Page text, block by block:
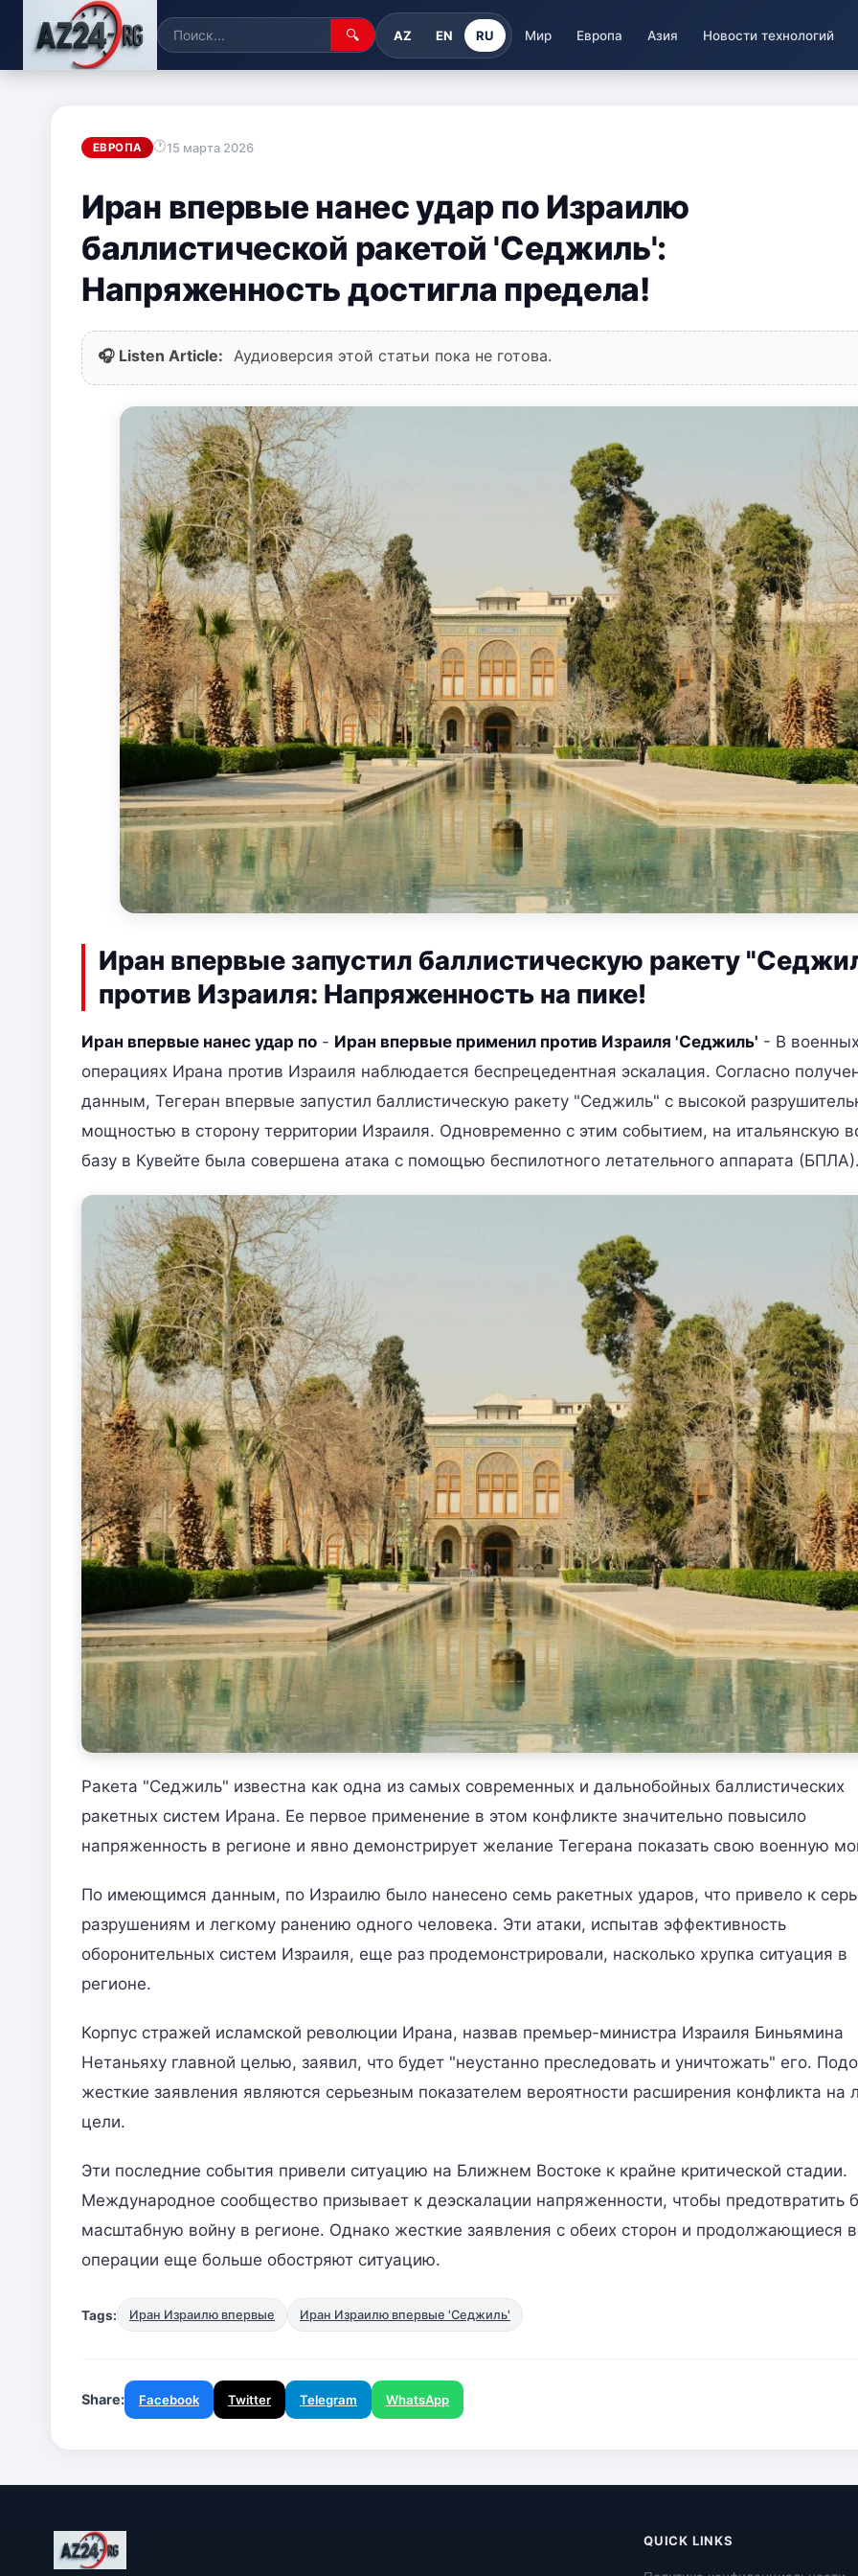
🔍 AZ EN RU Мир Европа Азия Новости технологий
ЕВРОПА 15 марта 2026
Иран впервые нанес удар по Израилю
баллистической ракетой 'Седжиль':
Напряженность достигла предела!
🎧 Listen Article: Аудиоверсия этой статьи пока не готова.
Иран впервые запустил баллистическую ракету
против Израиля: Напряженность на пике!
Иран впервые нанес удар по - Иран впервые применил против Израиля 'Седжиль' - В
операциях Ирана против Израиля наблюдается беспрецедентная эскалация. Согласно
данным, Тегеран впервые запустил баллистическую ракету "Седжиль" с высокой
мощностью в сторону территории Израиля. Одновременно с этим событием, на итальянскую
базу в Кувейте была совершена атака с помощью беспилотного летательного аппарата (БПЛА).
Ракета "Седжиль" известна как одна из самых современных и дальнобойных баллистических
ракетных систем Ирана. Ее первое применение в этом конфликте значительно повысило
напряженность в регионе и явно демонстрирует желание Тегерана показать свою военную
По имеющимся данным, по Израилю было нанесено семь ракетных ударов, что привело к
разрушениям и легкому ранению одного человека. Эти атаки, испытав эффективность
оборонительных систем Израиля, еще раз продемонстрировали, насколько хрупка ситуация в
регионе.
Корпус стражей исламской революции Ирана, назвав премьер-министра Израиля Биньямина
Нетаньяху главной целью, заявил, что будет "неустанно преследовать и уничтожать" его.
жесткие заявления являются серьезным показателем вероятности расширения конфликта на
цели.
Эти последние события привели ситуацию на Ближнем Востоке к крайне критической стадии.
Международное сообщество призывает к деэскалации напряженности, чтобы предотвратить
масштабную войну в регионе. Однако жесткие заявления с обеих сторон и продолжающиеся
операции еще больше обостряют ситуацию.
Tags: Иран Израилю впервые Иран Израилю впервые 'Седжиль'
Share: Facebook Twitter Telegram WhatsApp
QUICK LINKS